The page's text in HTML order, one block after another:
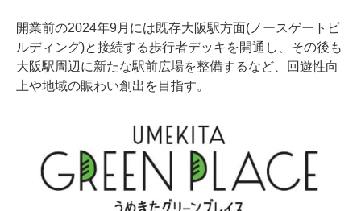
開業前の2024年9月には既存大阪駅方面(ノースゲートビ
ルディング)と接続する歩行者デッキを開通し、その後も
大阪駅周辺に新たな駅前広場を整備するなど、回遊性向
上や地域の賑わい創出を目指す。